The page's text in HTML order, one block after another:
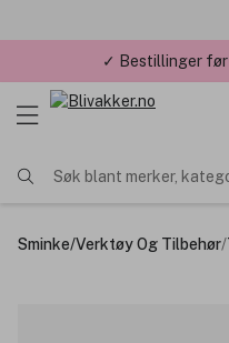
✓ Bestillinger før
Søk blant merker,
Sminke/Verktøy Og Tilbehør/